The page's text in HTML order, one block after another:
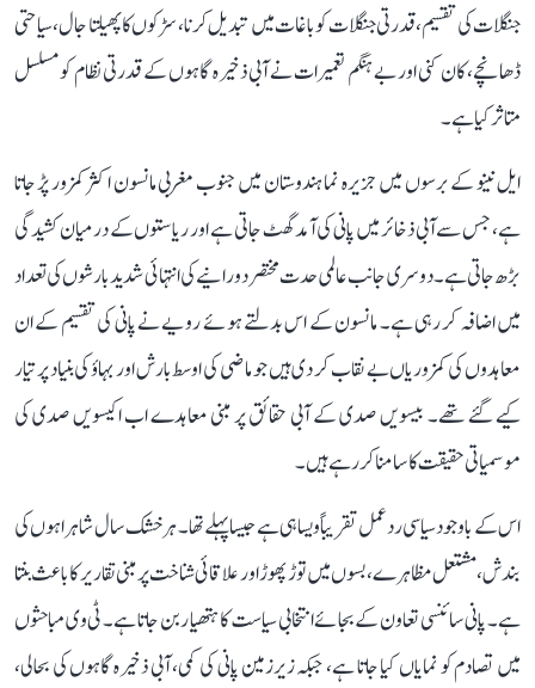
جنگلات کی تقسیم، قدرتی جنگلات کو باغات میں تبدیل کرنا، سڑکوں کا پھیلتا جال، سیاحتی
ڈھانچے، کان کنی اور بے ہنگم تعمیرات نے آبی ذخیرہ گاہوں کے قدرتی نظام کو مسلسل
متاثر کیا ہے۔
ایل نینو کے برسوں میں جزیرہ نما ہندوستان میں جنوب مغربی مانسون اکثر کمزور پڑ جاتا
ہے، جس سے آبی ذخائر میں پانی کی آمد گھٹ جاتی ہے اور ریاستوں کے درمیان کشیدگی
بڑھ جاتی ہے۔ دوسری جانب عالمی حدت مختصر دورانیے کی انتہائی شدید بارشوں کی تعداد
میں اضافہ کر رہی ہے۔ مانسون کے اس بدلتے ہوئے رویے نے پانی کی تقسیم کے ان
معاہدوں کی کمزوریاں بے نقاب کر دی ہیں جو ماضی کی اوسط بارش اور بہاؤ کی بنیاد پر تیار
کیے گئے تھے۔ بیسویں صدی کے آبی حقائق پر مبنی معاہدے اب اکیسویں صدی کی
موسمیاتی حقیقت کا سامنا کر رہے ہیں۔
اس کے باوجود سیاسی ردعمل تقریباً ویسا ہی ہے جیسا پہلے تھا۔ ہر خشک سال شاہراہوں کی
بندش، مشتعل مظاہرے، بسوں میں توڑ پھوڑ اور علاقائی شناخت پر مبنی تقاریر کا باعث بنتا
ہے۔ پانی سائنسی تعاون کے بجائے انتخابی سیاست کا ہتھیار بن جاتا ہے۔ ٹی وی مباحثوں
میں تصادم کو نمایاں کیا جاتا ہے، جبکہ زیرزمین پانی کی کمی، آبی ذخیرہ گاہوں کی بحالی،